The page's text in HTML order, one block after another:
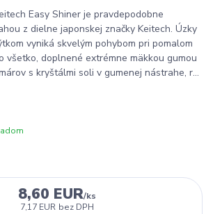
Easy Shiner je pravdepodobne
z dielne japonskej značky Keitech. Úzky
vyniká skvelým pohybom pri pomalom
všetko, doplnené extrémne mäkkou gumou
s kryštálmi soli v gumenej nástrahe, r...
8,60 EUR/ks
7,17 EUR bez DPH